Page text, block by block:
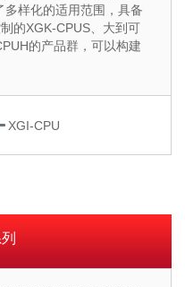
样化的适用范围，具备
的XGK-CPUS、大到可
的产品群，可以构建
XGI-CPU